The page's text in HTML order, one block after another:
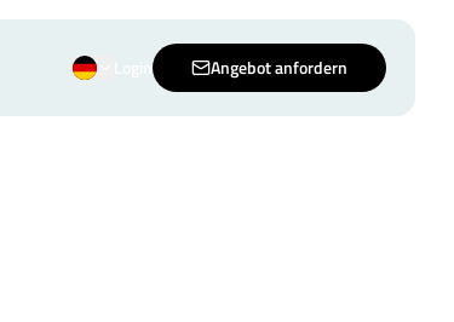
Login Angebot anfordern